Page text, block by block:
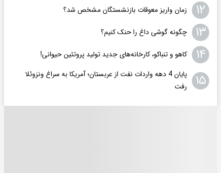
۱۲ زمان واریز معوقات بازنشستگان مشخص شد؟
۱۳ چگونه گوشی داغ را حنک کنیم؟
۱۴ کاهو و تنباکو، کارخانه‌های جدید تولید پروتئین حیوانی!
۱۵
پایان 4 دهه واردات نفت از عربستان؛ آمریکا به سراغ ونزوئلا
رفت